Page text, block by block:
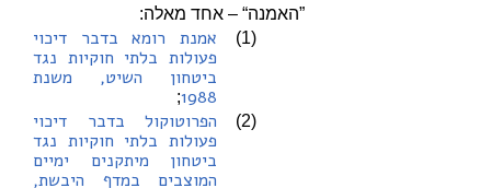
”האמנה“ – אחד מאלה:
(1)
אמנת רומא בדבר דיכוי
פעולות בלתי חוקיות נגד
ביטחון השיט, משנת
1988
;
(2)
הפרוטוקול בדבר דיכוי
פעולות בלתי חוקיות נגד
ביטחון מיתקנים ימיים
המוצבים במדף היבשת,